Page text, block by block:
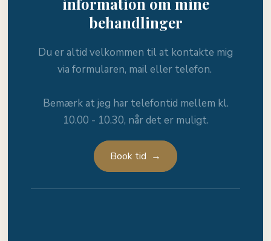
behandlinger
Du er altid velkommen til at kontakte mig
via formularen, mail eller telefon. ​
Bemærk at jeg har telefontid mellem kl.
10.00 - 10.30, når det er muligt.
Book tid →